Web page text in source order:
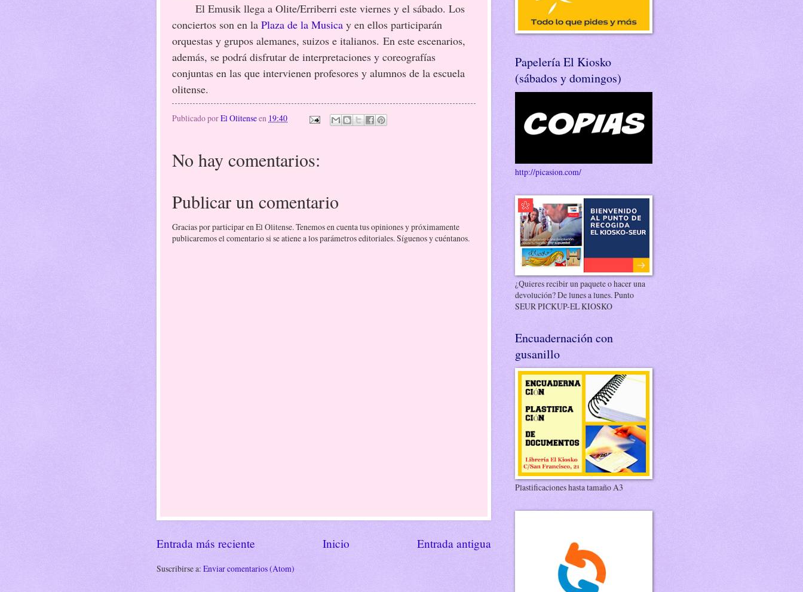
El Emusik llega a Olite/Erriberri este viernes y el sábado. Los
conciertos son en la Plaza de la Musica y en ellos participarán
orquestas y grupos alemanes, suizos e italianos. En este escenarios,
además, se podrá disfrutar de interpretaciones y coreografías
conjuntas en las que intervienen profesores y alumnos de la escuela
olitense.
Publicado porEl Olitenseen 19:40
No hay comentarios:
Publicar un comentario
Gracias por participar en El Olitense. Tenemos en cuenta tus opiniones y próximamente
publicaremos el comentario si se atiene a los parámetros editoriales. Síguenos y cuéntanos.
Entrada más reciente Entrada antigua
Inicio
Suscribirse a: Enviar comentarios (Atom)
Papelería El Kiosko
(sábados y domingos)
http://picasion.com/
¿Quieres recibir un paquete o hacer una
devolución? De lunes a lunes. Punto
SEUR PICKUP-EL KIOSKO
Encuadernación con
gusanillo
Plastificaciones hasta tamaño A3